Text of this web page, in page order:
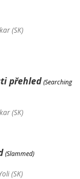
(SK)
přehled (Searching
(SK)
(Slammed)
(SK)